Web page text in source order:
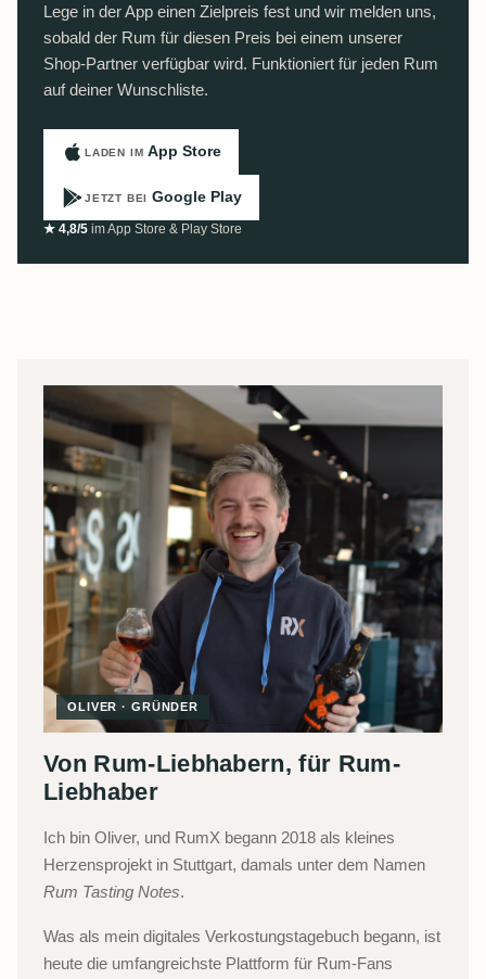
Lege in der App einen Zielpreis fest und wir melden uns,
sobald der Rum für diesen Preis bei einem unserer
Shop-Partner verfügbar wird. Funktioniert für jeden Rum
auf deiner Wunschliste.
LADEN IM App Store
JETZT BEI Google Play
★ 4,8/5 im App Store & Play Store
OLIVER · GRÜNDER
Von Rum-Liebhabern, für Rum-
Liebhaber
Ich bin Oliver, und RumX begann 2018 als kleines
Herzensprojekt in Stuttgart, damals unter dem Namen
Rum Tasting Notes.
Was als mein digitales Verkostungstagebuch begann, ist
heute die umfangreichste Plattform für Rum-Fans